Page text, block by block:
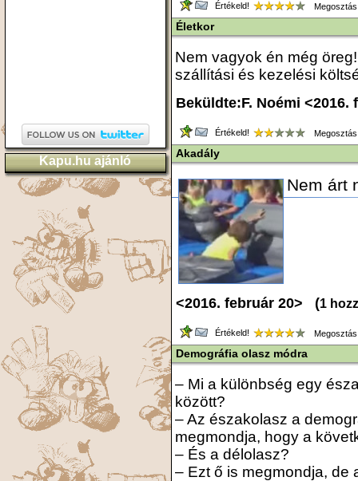
Kapu.hu ajánló
Értékeld!
Életkor
Nem vagyok én még
szállítási és kezelési
Beküldte:F. Noémi <2016.
Értékeld!
Akadály
Nem árt
<2016. február 20> (1
Értékeld!
Demográfia olasz módra
– Mi a különbség egy
között?
– Az északolasz a
megmondja, hogy a
– És a délolasz?
– Ezt ő is megmondja, de